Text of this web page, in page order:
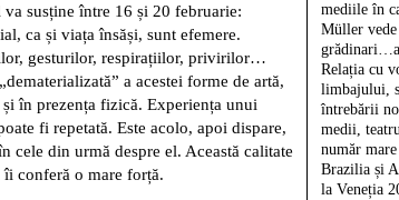
susține între 16 și 20 februarie:
ca și viața însăși, sunt efemere.
gesturilor, respirațiilor, privirilor…
a acestei forme de artă,
în prezența fizică. Experiența unui
fi repetată. Este acolo, apoi dispare,
cele din urmă despre el. Această calitate
conferă o mare forță.
mediile în
Müller
Relația cu
limbajului,
întrebării
medii,
număr
Brazilia și
la Veneția